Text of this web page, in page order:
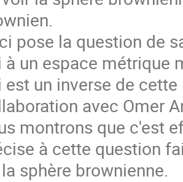
pose la question de
à un espace métrique
est un inverse de
avec Omer
montrons que c'est
à cette question
sphère brownienne.